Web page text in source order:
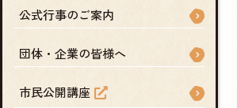
公式行事のご案内
団体・企業の皆様へ
市民公開講座